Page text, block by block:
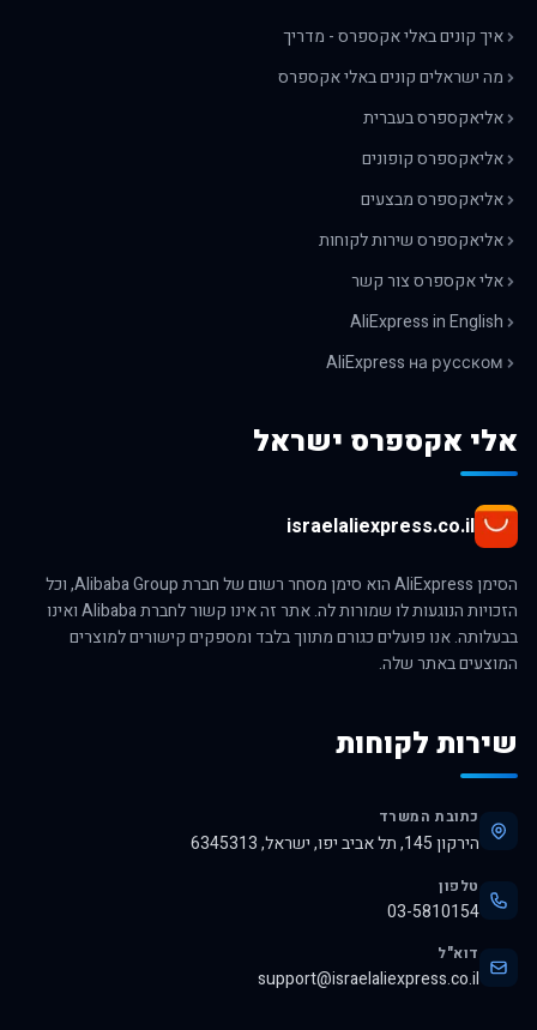
איך קונים באלי אקספרס - מדריך
מה ישראלים קונים באלי אקספרס
אליאקספרס בעברית
אליאקספרס קופונים
אליאקספרס מבצעים
אליאקספרס שירות לקוחות
אלי אקספרס צור קשר
AliExpress in English
AliExpress на русском
אלי אקספרס ישראל
israelaliexpress.co.il
הסימן AliExpress הוא סימן מסחר רשום של חברת Alibaba Group, וכל
הזכויות הנוגעות לו שמורות לה. אתר זה אינו קשור לחברת Alibaba ואינו
בבעלותה. אנו פועלים כגורם מתווך בלבד ומספקים קישורים למוצרים
המוצעים באתר שלה.
שירות לקוחות
כתובת המשרד
הירקון 145, תל אביב יפו, ישראל, 6345313
טלפון
03-5810154
דוא"ל
support@israelaliexpress.co.il